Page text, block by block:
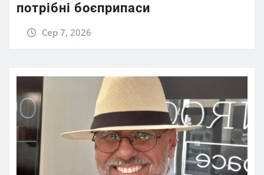
потрібні боєприпаси
Сер 7, 2026